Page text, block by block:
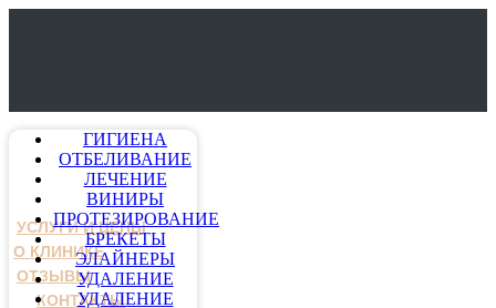
УСЛУГИ И ЦЕНЫ
О КЛИНИКЕ
ОТЗЫВЫ
КОНТАКТЫ
ГИГИЕНА
ОТБЕЛИВАНИЕ
ЛЕЧЕНИЕ
ВИНИРЫ
ПРОТЕЗИРОВАНИЕ
БРЕКЕТЫ
ЭЛАЙНЕРЫ
УДАЛЕНИЕ
УДАЛЕНИЕ